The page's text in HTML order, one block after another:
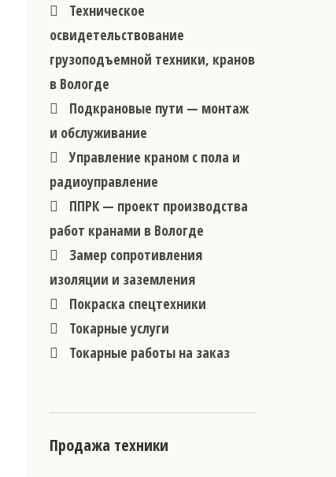
Техническое
освидетельствование
грузоподъемной техники, кранов
в Вологде
Подкрановые пути — монтаж
и обслуживание
Управление краном с пола и
радиоуправление
ППРК — проект производства
работ кранами в Вологде
Замер сопротивления
изоляции и заземления
Покраска спецтехники
Токарные услуги
Токарные работы на заказ
Продажа техники